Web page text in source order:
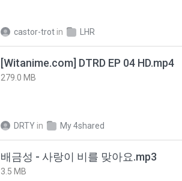
castor-trot in LHR
[Witanime.com] DTRD EP 04 HD.mp4
279.0 MB
DRTY in My 4shared
배금성 - 사랑이 비를 맞아요.mp3
3.5 MB